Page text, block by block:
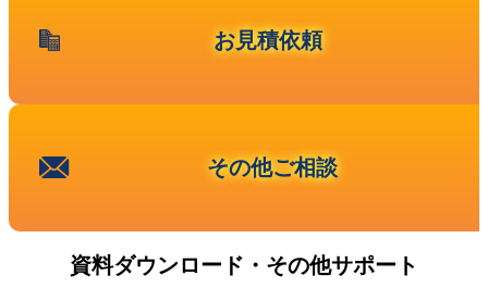
Juniper MX,ERXルータ
Allied Telesis、YAMAHA、Fortinet
Fujitsu
NEC
サービス
第三者保守
お見積依頼
その他ご相談
資料ダウンロード・その他サポート